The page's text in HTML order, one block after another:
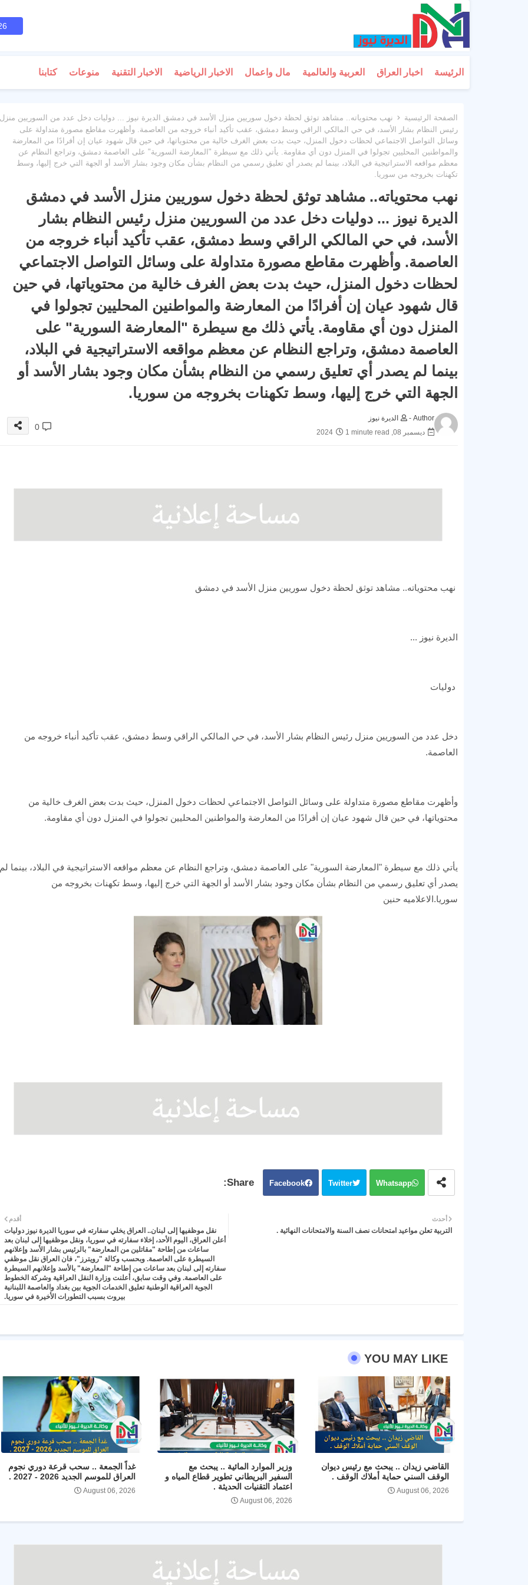
الرئيسة اخبار العراق العربية والعالمية مال واعمال الاخبار الرياضية الاخبار التقنية منوعات كتابنا
الصفحة الرئيسية
نهب محتوياته.. مشاهد توثق لحظة دخول سوريين منزل الأسد في دمشق الديرة نيوز ... دوليات دخل عدد من السوريين منزل
رئيس النظام بشار الأسد، في حي المالكي الراقي وسط دمشق، عقب تأكيد أنباء خروجه من العاصمة. وأظهرت مقاطع مصورة متداولة على
وسائل التواصل الاجتماعي لحظات دخول المنزل، حيث بدت بعض الغرف خالية من محتوياتها، في حين قال شهود عيان إن أفرادًا من المعارضة
والمواطنين المحليين تجولوا في المنزل دون أي مقاومة. يأتي ذلك مع سيطرة "المعارضة السورية" على العاصمة دمشق، وتراجع النظام عن
معظم مواقعه الاستراتيجية في البلاد، بينما لم يصدر أي تعليق رسمي من النظام بشأن مكان وجود بشار الأسد أو الجهة التي خرج إليها، وسط
تكهنات بخروجه من سوريا.
نهب محتوياته.. مشاهد توثق لحظة دخول سوريين منزل الأسد في دمشق
الديرة نيوز ... دوليات دخل عدد من السوريين منزل رئيس النظام بشار
الأسد، في حي المالكي الراقي وسط دمشق، عقب تأكيد أنباء خروجه من
العاصمة. وأظهرت مقاطع مصورة متداولة على وسائل التواصل الاجتماعي
لحظات دخول المنزل، حيث بدت بعض الغرف خالية من محتوياتها، في حين
قال شهود عيان إن أفرادًا من المعارضة والمواطنين المحليين تجولوا في
المنزل دون أي مقاومة. يأتي ذلك مع سيطرة "المعارضة السورية" على
العاصمة دمشق، وتراجع النظام عن معظم مواقعه الاستراتيجية في البلاد،
بينما لم يصدر أي تعليق رسمي من النظام بشأن مكان وجود بشار الأسد أو
الجهة التي خرج إليها، وسط تكهنات بخروجه من سوريا.
Author -
الديرة نيوز
ديسمبر 08, 2024
1 minute read
0
نهب محتوياته.. مشاهد توثق لحظة دخول سوريين منزل الأسد في دمشق
الديرة نيوز ...
دوليات
دخل عدد من السوريين منزل رئيس النظام بشار الأسد، في حي المالكي الراقي وسط دمشق، عقب تأكيد أنباء خروجه من
العاصمة.
وأظهرت مقاطع مصورة متداولة على وسائل التواصل الاجتماعي لحظات دخول المنزل، حيث بدت بعض الغرف خالية من
محتوياتها، في حين قال شهود عيان إن أفرادًا من المعارضة والمواطنين المحليين تجولوا في المنزل دون أي مقاومة.
يأتي ذلك مع سيطرة "المعارضة السورية" على العاصمة دمشق، وتراجع النظام عن معظم مواقعه الاستراتيجية في البلاد، بينما لم
يصدر أي تعليق رسمي من النظام بشأن مكان وجود بشار الأسد أو الجهة التي خرج إليها، وسط تكهنات بخروجه من
سوريا.الاعلاميه حنين
Facebook Twitter Whatsapp
أحدث
التربية تعلن مواعيد امتحانات نصف السنة والامتحانات النهائية .
أقدم
نقل موظفيها إلى لبنان.. العراق يخلي سفارته في سوريا الديرة نيوز دوليات
أعلن العراق، اليوم الأحد، إخلاء سفارته في سوريا، ونقل موظفيها إلى لبنان بعد
ساعات من إطاحة "مقاتلين من المعارضة" بالرئيس بشار الأسد وإعلانهم
السيطرة على العاصمة. وبحسب وكالة "رويترز"، فان العراق نقل موظفي
سفارته إلى لبنان بعد ساعات من إطاحة "المعارضة" بالأسد وإعلانهم السيطرة
على العاصمة. وفي وقت سابق، أعلنت وزارة النقل العراقية وشركة الخطوط
الجوية العراقية الوطنية تعليق الخدمات الجوية بين بغداد والعاصمة اللبنانية
بيروت بسبب التطورات الأخيرة في سوريا.
YOU MAY LIKE
القاضي زيدان .. يبحث مع رئيس ديوان
الوقف السني حماية أملاك الوقف .
August 06, 2026
وزير الموارد المائية .. يبحث مع
السفير البريطاني تطوير قطاع المياه و
اعتماد التقنيات الحديثة .
August 06, 2026
غداً الجمعة .. سحب قرعة دوري نجوم
العراق للموسم الجديد 2026 - 2027 .
August 06, 2026